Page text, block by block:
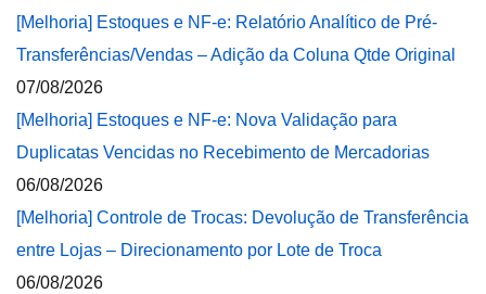
[Melhoria] Estoques e NF-e: Relatório Analítico de Pré-
Transferências/Vendas – Adição da Coluna Qtde Original
07/08/2026
[Melhoria] Estoques e NF-e: Nova Validação para
Duplicatas Vencidas no Recebimento de Mercadorias
06/08/2026
[Melhoria] Controle de Trocas: Devolução de Transferência
entre Lojas – Direcionamento por Lote de Troca
06/08/2026